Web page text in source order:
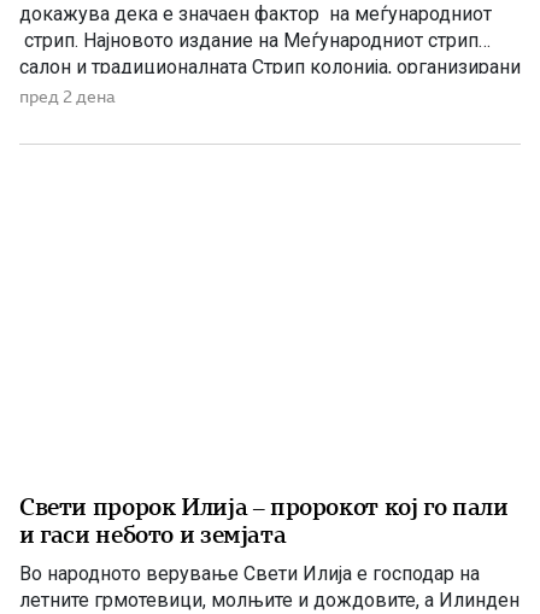
докажува дека е значаен фактор на меѓународниот
стрип. Најновото издание на Меѓународниот стрип
салон и традиционалната Стрип колонија, организирани
од Стрип центарот на Македонија (СЦМ-Велес),
на пријавени дела на меѓународниот конкурс. Притоа,
пред 2 дена
Свети пророк Илија – пророкот кој го пали
и гаси небото и земјата
Во народното верување Свети Илија е господар на
летните грмотевици, молњите и дождовите, а Илинден